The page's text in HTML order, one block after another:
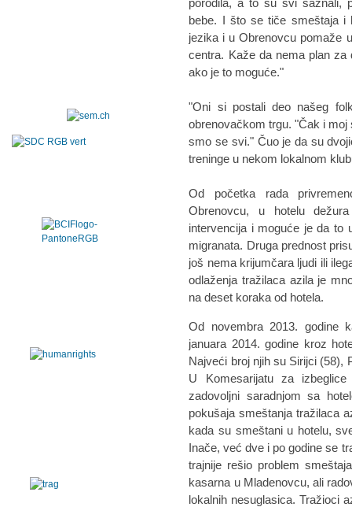
porodila, a to su svi saznali,
bebe. I što se tiče smeštaja i
jezika i u Obrenovcu pomaže
centra. Kaže da nema plan za
ako je to moguće."
"Oni si postali deo našeg
obrenovačkom trgu. "Čak i
smo se svi." Čuo je da su
treninge u nekom lokalnom
Od početka rada
Obrenovcu, u hotelu
intervencija i moguće je da to
migranata. Druga prednost
još nema krijumčara ljudi ili
odlaženja tražilaca azila je
na deset koraka od hotela.
Od novembra 2013. godine
januara 2014. godine kroz
Najveći broj njih su Sirijci (58),
U Komesarijatu za
zadovoljni saradnjom sa
pokušaja smeštanja tražilaca
kada su smeštani u hotelu,
Inače, već dve i po godine se
trajnije rešio problem
kasarna u Mladenovcu, ali
lokalnih nesuglasica. Tražioci